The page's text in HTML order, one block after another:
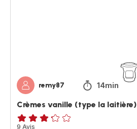
remy87 14min
Crèmes vanille (type la laitière)
ratings.3.2
9 Avis